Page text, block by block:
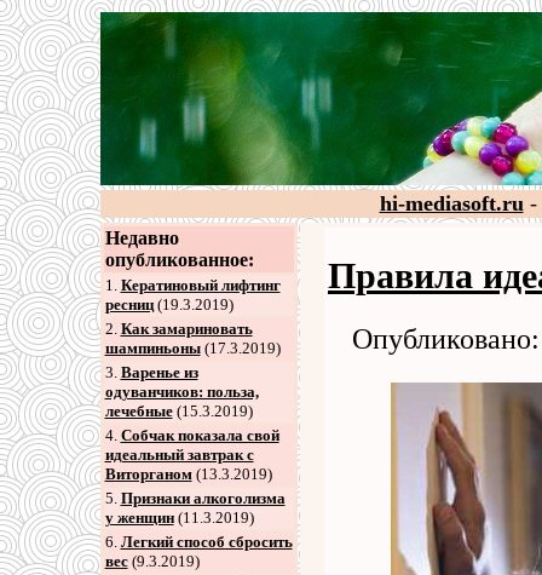
hi-mediasoft.ru-
Недавно
опубликованное:
1. Кератиновый лифтинг
ресниц(19.3.2019)
2. Как замариновать
шампиньоны(17.3.2019)
3. Варенье из
одуванчиков: польза,
лечебные(15.3.2019)
4. Собчак показала свой
идеальный завтрак с
Виторганом(13.3.2019)
5. Признаки алкоголизма
у женщин(11.3.2019)
6. Легкий способ сбросить
вес(9.3.2019)
Правила